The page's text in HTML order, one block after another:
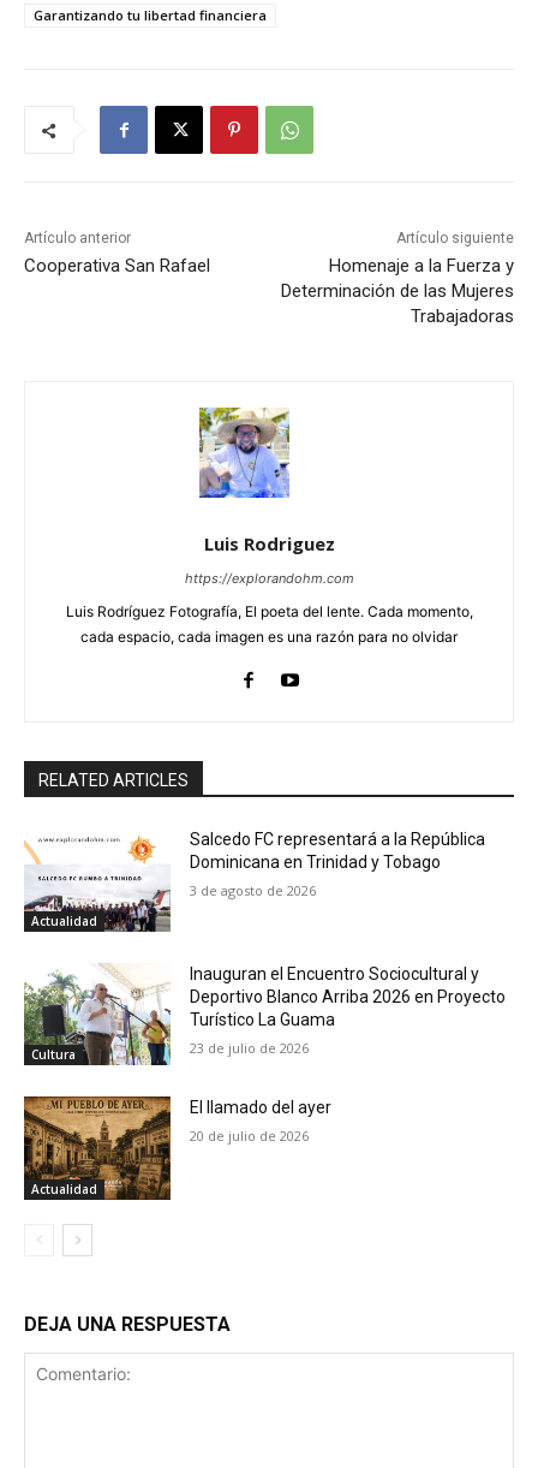
Garantizando tu libertad financiera
Artículo anterior
Cooperativa San Rafael
Artículo siguiente
Homenaje a la Fuerza y
Determinación de las Mujeres
Trabajadoras
Luis Rodriguez
https://explorandohm.com
Luis Rodríguez Fotografía, El poeta del lente. Cada momento,
cada espacio, cada imagen es una razón para no olvidar
RELATED ARTICLES
Actualidad
Salcedo FC representará a la República
Dominicana en Trinidad y Tobago
3 de agosto de 2026
Cultura
Inauguran el Encuentro Sociocultural y
Deportivo Blanco Arriba 2026 en Proyecto
Turístico La Guama
23 de julio de 2026
Actualidad
El llamado del ayer
20 de julio de 2026
DEJA UNA RESPUESTA